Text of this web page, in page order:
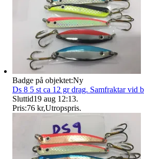
Badge på objektet:Ny
Ds 8 5 st ca 12 gr drag. Samfraktar vid
Sluttid19 aug 12:13.
Pris:76 kr,Utropspris.